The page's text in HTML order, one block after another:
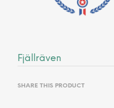
Fjällräven
SHARE THIS PRODUCT